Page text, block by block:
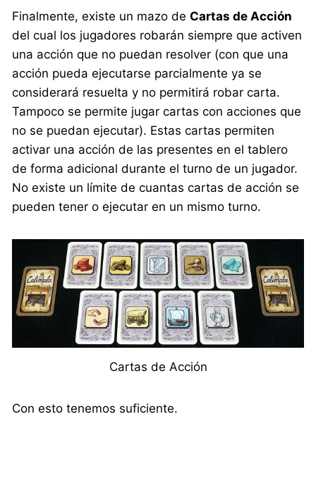
Finalmente, existe un mazo deCartas de Acción
del cual los jugadores robarán siempre que activen
una acción que no puedan resolver (con que una
acción pueda ejecutarse parcialmente ya se
considerará resuelta y no permitirá robar carta.
Tampoco se permite jugar cartas con acciones que
no se puedan ejecutar). Estas cartas permiten
activar una acción de las presentes en el tablero
de forma adicional durante el turno de un jugador.
No existe un límite de cuantas cartas de acción se
pueden tener o ejecutar en un mismo turno.
Cartas de Acción
Con esto tenemos suficiente.